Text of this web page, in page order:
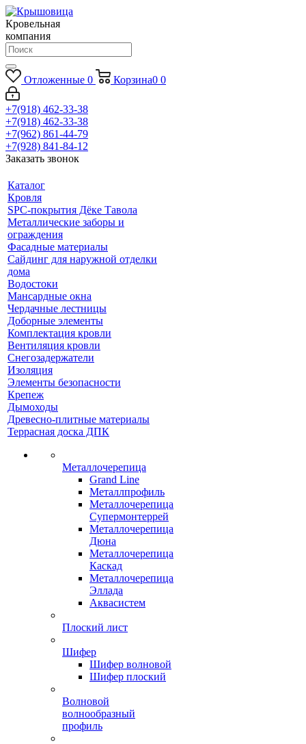
Кровельная
компания
Отложенные 0 Корзина0 0
+7(918) 462-33-38
+7(918) 462-33-38
+7(962) 861-44-79
+7(928) 841-84-12
Заказать звонок
Каталог
Кровля
SPC-покрытия Дёке Тавола
Металлические заборы и
ограждения
Фасадные материалы
Сайдинг для наружной отделки
дома
Водостоки
Мансардные окна
Чердачные лестницы
Доборные элементы
Комплектация кровли
Вентиляция кровли
Снегозадержатели
Изоляция
Элементы безопасности
Крепеж
Дымоходы
Древесно-плитные материалы
Террасная доска ДПК
Металлочерепица
Grand Line
Металлпрофиль
Металлочерепица
Супермонтеррей
Металлочерепица
Дюна
Металлочерепица
Каскад
Металлочерепица
Эллада
Аквасистем
Плоский лист
Шифер
Шифер волновой
Шифер плоский
Волновой
волнообразный
профиль